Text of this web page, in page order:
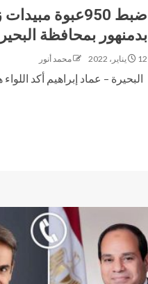
ضبط 950عبوة
بدمنهور بمحافظة
12 يناير، 2022 محمد أنور
البحيرة – عماد إبراهيم أكد